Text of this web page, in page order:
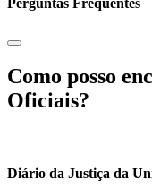
Como posso
Oficiais?
Diário da Justiça da